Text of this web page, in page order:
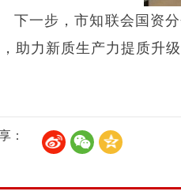
下一步，市知联会国资
助力新质生产力提质升
：